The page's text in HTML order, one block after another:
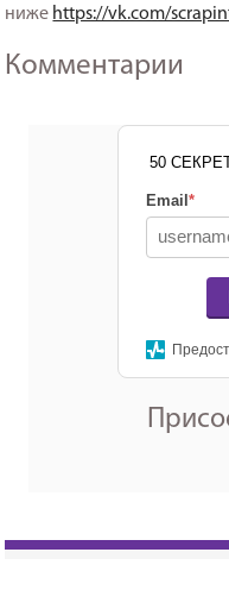
ниже https://vk.com/
Комментарии
50
Email*